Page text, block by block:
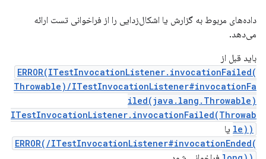
داده‌های مربوط به گزارش یا اشکال‌زدایی را از فراخوانی تست ارائه
می‌دهد.
باید قبل از
ERROR(ITestInvocationListener.invocationFailed(
Throwable)/ITestInvocationListener#invocationFa
iled(java.lang.Throwable)
ITestInvocationListener.invocationFailed(Throwab
le)) یا
ERROR(/ITestInvocationListener#invocationEnded(